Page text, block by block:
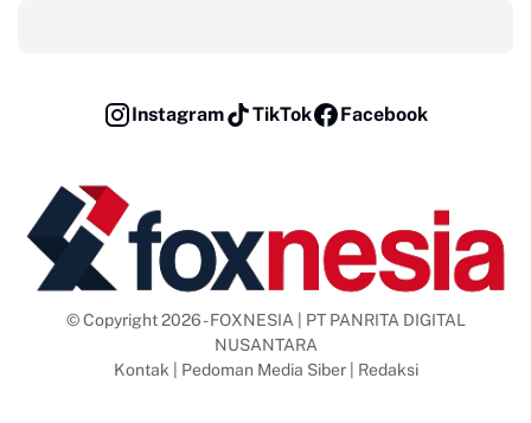
Instagram TikTok Facebook
© Copyright 2026 - FOXNESIA | PT PANRITA DIGITAL
NUSANTARA
Kontak
Pedoman Media Siber| Redaksi